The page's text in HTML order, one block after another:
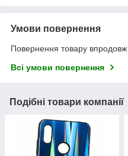
Умови повернення
Повернення товару впродовж
Всі умови повернення
Подібні товари компанії